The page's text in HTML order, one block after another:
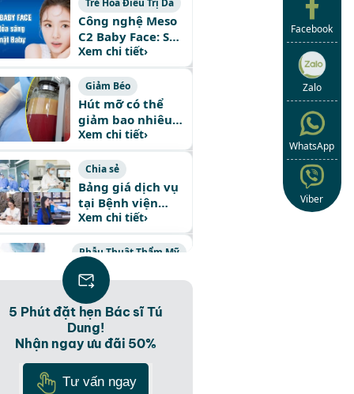
Trẻ Hóa Điều Trị Da
Công nghệ Meso
C2 Baby Face: Sở
hữu làn da tỏa
Baby Face
Xem chi tiết›
Giảm Béo
Hút mỡ có thể
giảm bao nhiêu
kg cân nặng
Xem chi tiết›
Chia sẻ
Bảng giá dịch vụ
tại Bệnh viện
Thẩm mỹ Hàn
Xem chi tiết›
Phẫu Thuật Thẩm Mỹ
Chi phí phẫu thuật
chuyển giới nữ
thành nam bao
nhiêu tiền?
Xem chi tiết
Nâng Mũi
Nâng Mũi S Line
Plus – Công nghệ
thẩm mỹ hiện
Xem chi tiết
5 Phút đặt hẹn Bác sĩ Tú
Dung!
Nhận ngay ưu đãi 50%
Tư vấn ngay
Facebook
Zalo
WhatsApp
Viber